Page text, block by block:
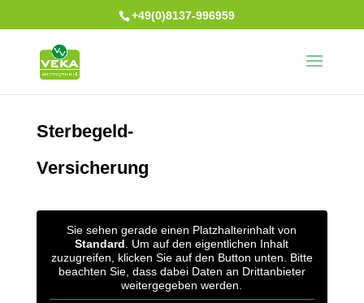
+49(0)8137-996959
Sterbegeld-
Versicherung
Sie sehen gerade einen Platzhalterinhalt von
Standard . Um auf den eigentlichen Inhalt
zuzugreifen, klicken Sie auf den Button unten. Bitte
beachten Sie, dass dabei Daten an Drittanbieter
weitergegeben werden.